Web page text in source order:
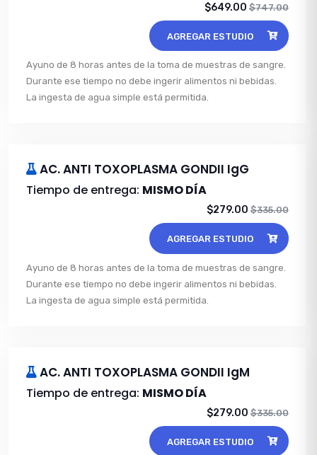
$649.00 $747.00
AGREGAR ESTUDIO
Ayuno de 8 horas antes de la toma de muestras de sangre.
Durante ese tiempo no debe ingerir alimentos ni bebidas.
La ingesta de agua simple está permitida.
AC. ANTI TOXOPLASMA GONDII IgG
Tiempo de entrega: MISMO DÍA
$279.00 $335.00
AGREGAR ESTUDIO
Ayuno de 8 horas antes de la toma de muestras de sangre.
Durante ese tiempo no debe ingerir alimentos ni bebidas.
La ingesta de agua simple está permitida.
AC. ANTI TOXOPLASMA GONDII IgM
Tiempo de entrega: MISMO DÍA
$279.00 $335.00
AGREGAR ESTUDIO